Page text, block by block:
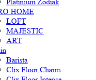
HOME
LOFT
MAJESTIC
ART
Barista
Clix Floor Charm